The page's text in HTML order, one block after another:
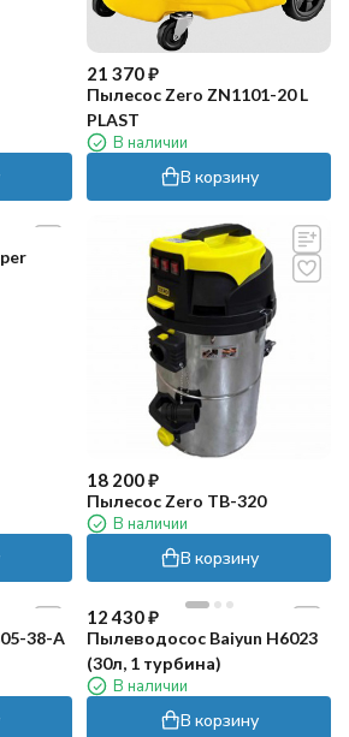
21 370₽
Пылесос Zero ZN1101-20 L
PLAST
В наличии
В корзину
18 200₽
Пылесос Zero TB-320
В наличии
В корзину
38-A
12 430₽
Пылеводосос Baiyun H6023
(30л, 1 турбина)
В наличии
В корзину